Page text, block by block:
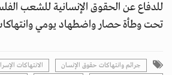
للدفاع عن الحقوق الإنسانية للشعب
تحت وطأة حصار واضطهاد يومي
جرائم وانتهاكات حقوق الإنسان
الانتهاكات